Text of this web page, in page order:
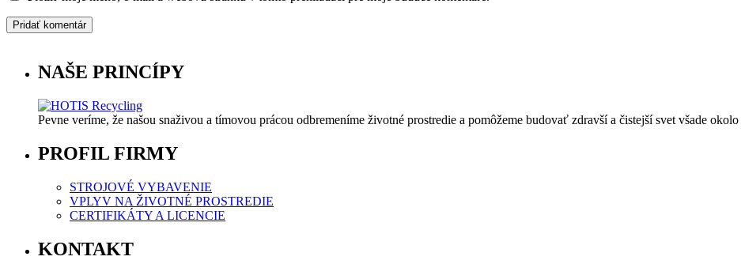
NAŠE PRINCÍPY
Pevne veríme, že našou snaživou a tímovou prácou odbremeníme životné prostredie a pomôžeme budovať zdravší a čistejší svet všade okolo
PROFIL FIRMY
STROJOVÉ VYBAVENIE
VPLYV NA ŽIVOTNÉ PROSTREDIE
CERTIFIKÁTY A LICENCIE
KONTAKT